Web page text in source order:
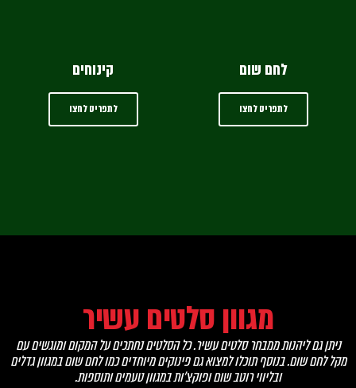
לחם שום
לתפריט לחצו
קינוחים
לתפריט לחצו
מגוון סלטים עשיר
ניתן גם ליהנות ממבחר סלטים עשיר. כל הסלטים נחתכים על המקום ומוגשים עם
מקל לחם שום. בנוסף תוכלו למצוא גם פינוקים מיוחדים כמו לחם שום במגוון גדלים
ובליווי רוטב שום ופוקצ’ות במגוון טעמים ותוספות.